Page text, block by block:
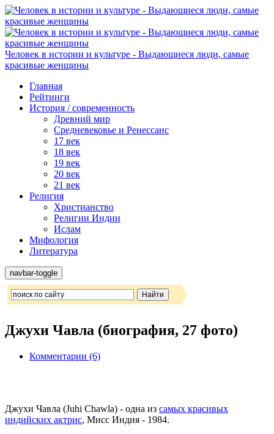
Человек в истории и культуре - Выдающиеся люди, самые
красивые женщины
Главная
Рейтинги
История / современность
Древний мир
Средневековье и Ренессанс
17 век
18 век
19 век
20 век
21 век
Религия
Христианство
Религии Индии
Ислам
Мифология
Литература
navbar-toggle
Джухи Чавла (биография, 27 фото)
Комментарии (6)
Джухи Чавла (Juhi Chawla) - одна из самых красивых
индийских актрис, Мисс Индия - 1984.